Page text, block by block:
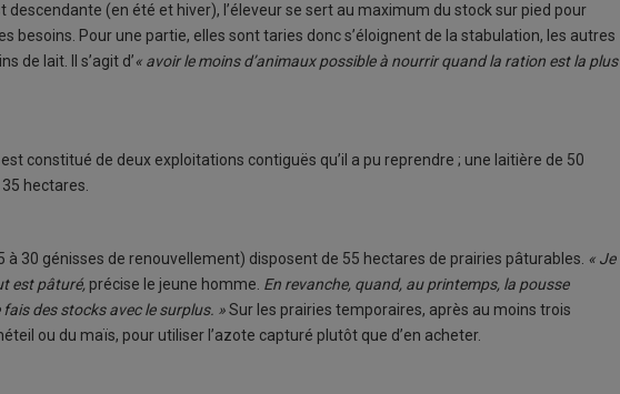
descendante (en été et hiver), l’éleveur se sert au maximum du stock sur pied pour
besoins. Pour une partie, elles sont taries donc s’éloignent de la stabulation, les autres
de lait. Il s’agit d’« avoir le moins d’animaux possible à nourrir quand la ration est la plus
constitué de deux exploitations contiguës qu’il a pu reprendre ; une laitière de 50
hectares.
à 30 génisses de renouvellement) disposent de 55 hectares de prairies pâturables. « Je
est pâturé, précise le jeune homme. En revanche, quand, au printemps, la pousse
des stocks avec le surplus. »Sur les prairies temporaires, après au moins trois
ou du maïs, pour utiliser l’azote capturé plutôt que d’en acheter.